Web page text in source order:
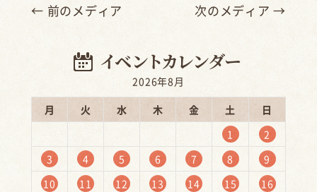
← 前のメディア 次のメディア →
2026年8月
月
火 水 木 金 土
日
1
2
3
4 5 6 7 8
9
10
11 12 13 14 15
16